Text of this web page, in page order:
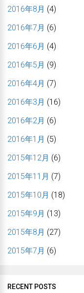
2016年8月 (4)
2016年7月 (6)
2016年6月 (4)
2016年5月 (9)
2016年4月 (7)
2016年3月 (16)
2016年2月 (6)
2016年1月 (5)
2015年12月 (6)
2015年11月 (7)
2015年10月 (18)
2015年9月 (13)
2015年8月 (27)
2015年7月 (6)
RECENT POSTS